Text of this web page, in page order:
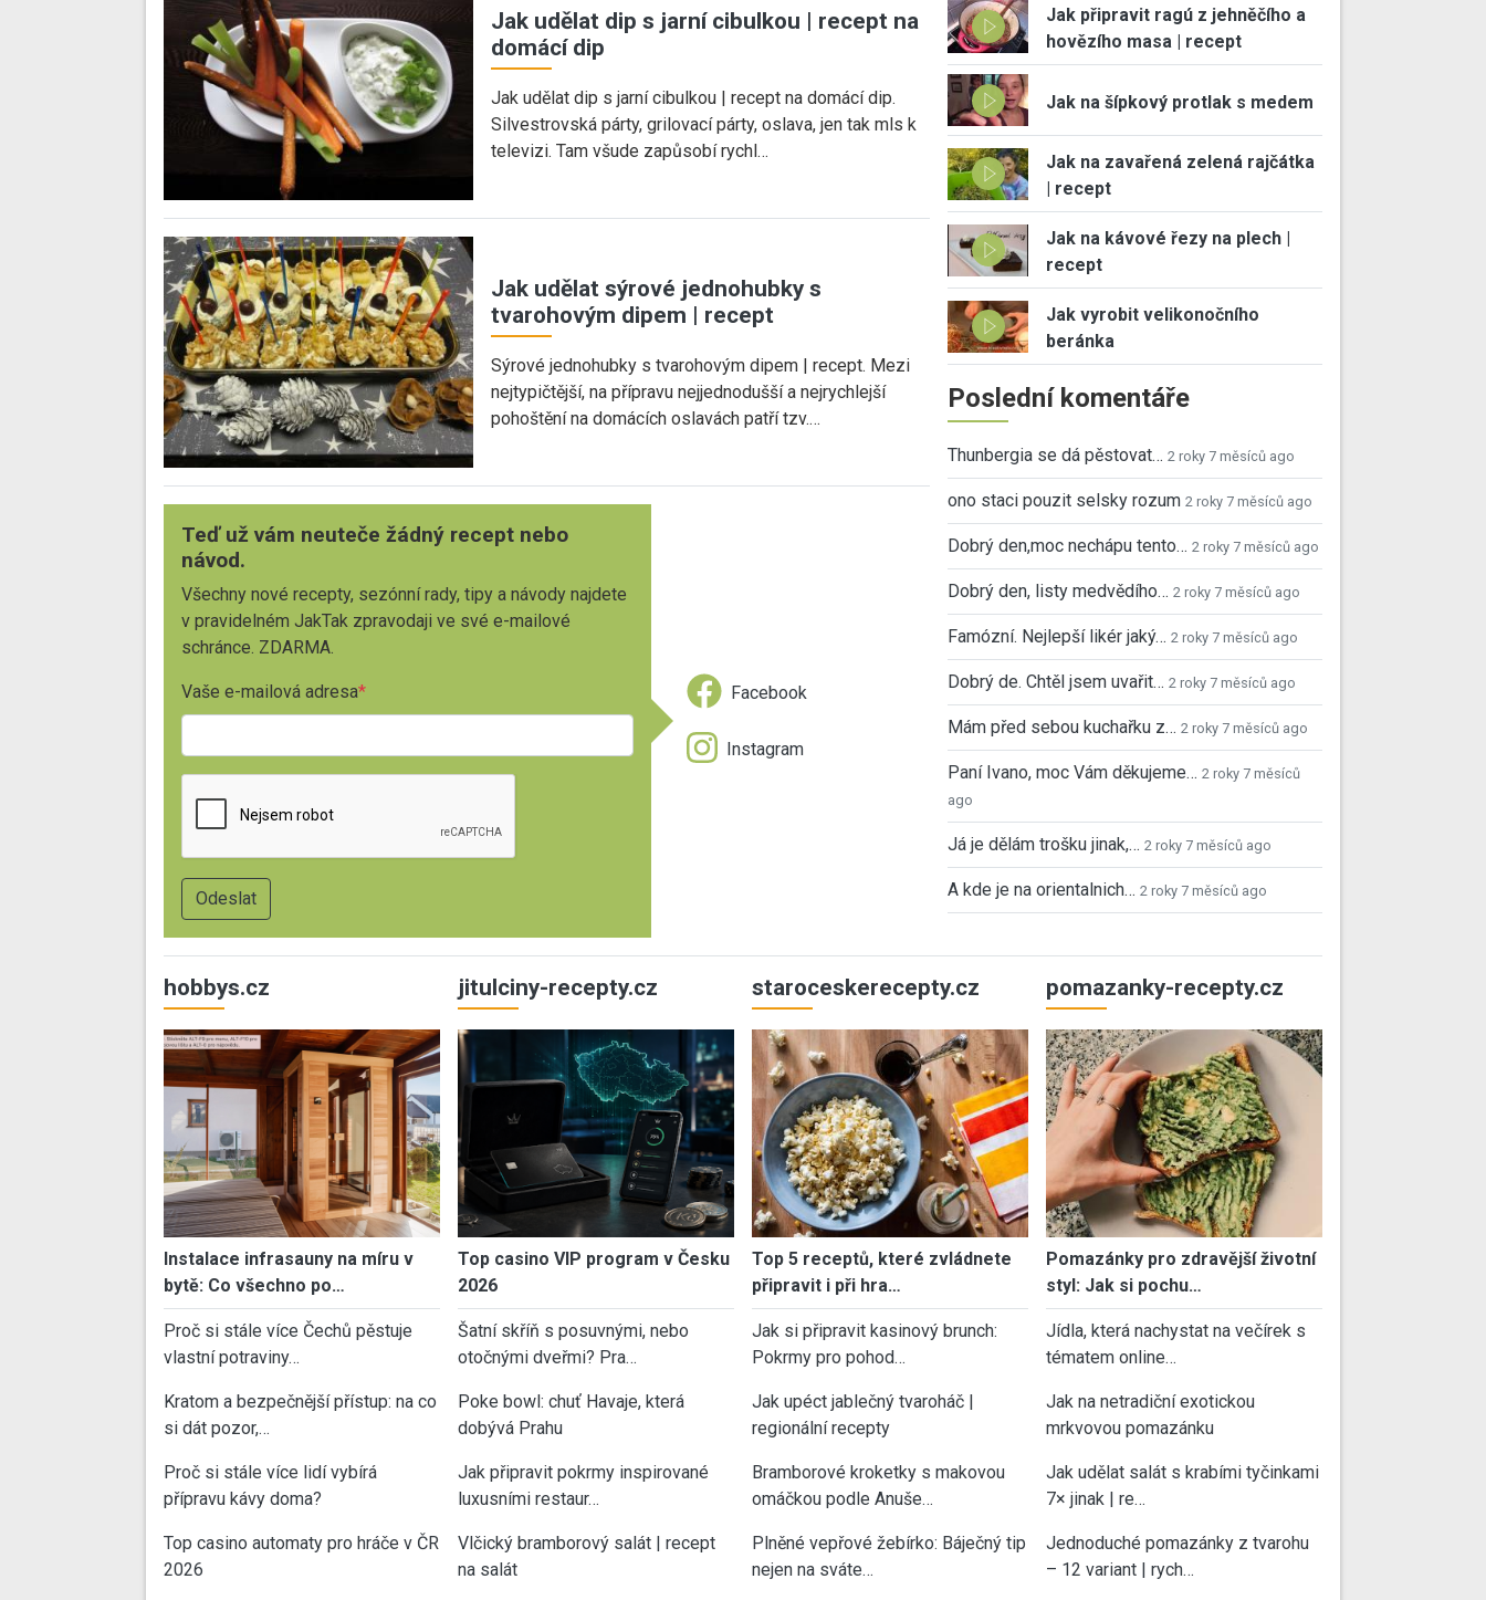
Jak udělat dip s jarní cibulkou | recept na
domácí dip
Jak udělat dip s jarní cibulkou | recept na domácí dip.
Silvestrovská párty, grilovací párty, oslava, jen tak mls k
televizi. Tam všude zapůsobí rychl…
Jak udělat sýrové jednohubky s
tvarohovým dipem | recept
Sýrové jednohubky s tvarohovým dipem | recept. Mezi
nejtypičtější, na přípravu nejjednodušší a nejrychlejší
pohoštění na domácích oslavách patří tzv.…
Teď už vám neuteče žádný recept nebo
návod.
Všechny nové recepty, sezónní rady, tipy a návody najdete
v pravidelném JakTak zpravodaji ve své e-mailové
schránce. ZDARMA.
Vaše e-mailová adresa Facebook
Instagram
Jak připravit ragú z jehněčího a
hovězího masa | recept
Jak na šípkový protlak s medem
Jak na zavařená zelená rajčátka
| recept
Jak na kávové řezy na plech |
recept
Jak vyrobit velikonočního
beránka
Poslední komentáře
Thunbergia se dá pěstovat… 2 roky 7 měsíců ago
ono staci pouzit selsky rozum 2 roky 7 měsíců ago
Dobrý den,moc nechápu tento… 2 roky 7 měsíců ago
Dobrý den, listy medvědího… 2 roky 7 měsíců ago
Famózní. Nejlepší likér jaký… 2 roky 7 měsíců ago
Dobrý de. Chtěl jsem uvařit… 2 roky 7 měsíců ago
Mám před sebou kuchařku z… 2 roky 7 měsíců ago
Paní Ivano, moc Vám děkujeme… 2 roky 7 měsíců
ago
Já je dělám trošku jinak,… 2 roky 7 měsíců ago
A kde je na orientalnich… 2 roky 7 měsíců ago
hobbys.cz
Instalace infrasauny na míru v
bytě: Co všechno po…
Proč si stále více Čechů pěstuje
vlastní potraviny…
Kratom a bezpečnější přístup: na co
si dát pozor,…
Proč si stále více lidí vybírá
přípravu kávy doma?
Top casino automaty pro hráče v ČR
2026
jitulciny-recepty.cz
Top casino VIP program v Česku
2026
Šatní skříň s posuvnými, nebo
otočnými dveřmi? Pra…
Poke bowl: chuť Havaje, která
dobývá Prahu
Jak připravit pokrmy inspirované
luxusními restaur…
Vlčický bramborový salát | recept
na salát
staroceskerecepty.cz
Top 5 receptů, které zvládnete
připravit i při hra…
Jak si připravit kasinový brunch:
Pokrmy pro pohod…
Jak upéct jablečný tvaroháč |
regionální recepty
Bramborové kroketky s makovou
omáčkou podle Anuše…
Plněné vepřové žebírko: Báječný tip
nejen na sváte…
pomazanky-recepty.cz
Pomazánky pro zdravější životní
styl: Jak si pochu…
Jídla, která nachystat na večírek s
tématem online…
Jak na netradiční exotickou
mrkvovou pomazánku
Jak udělat salát s krabími tyčinkami
7× jinak | re…
Jednoduché pomazánky z tvarohu
– 12 variant | rych…